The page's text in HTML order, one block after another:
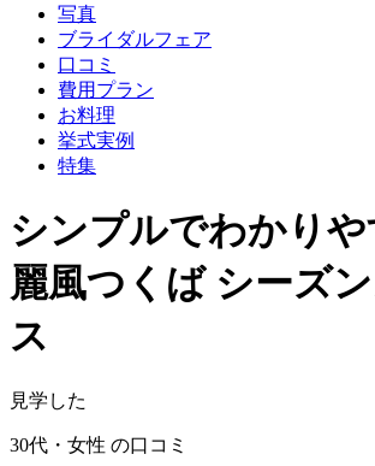
写真
ブライダルフェア
口コミ
費用プラン
お料理
挙式実例
特集
シンプルでわかりや
麗風つくば シーズ
ス
見学した
30代・女性 の口コミ